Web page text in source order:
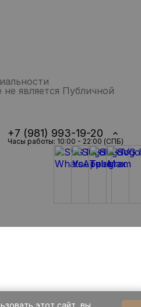
является Публичной
+7 (981) 993-19-20
Часы работы: 10:00 - 22:00 (СПБ)
этот сайт, вы